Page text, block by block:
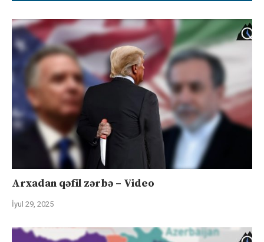
Arxadan qəfil zərbə – Video
İyul 29, 2025